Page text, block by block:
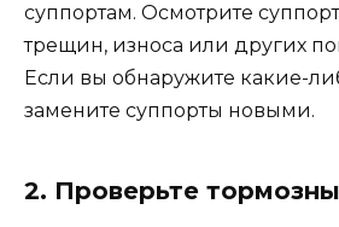
суппортам. Осмотрите
трещин, износа или других
Если вы обнаружите какие-
замените суппорты новыми.
2. Проверьте